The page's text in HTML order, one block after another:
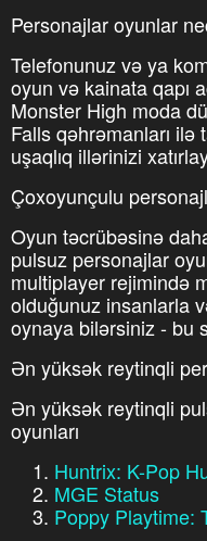
Personajlar oyunlar
Telefonunuz və ya
oyun və kainata qapı
Monster High moda
Falls qəhrəmanları ilə
uşaqlıq illərinizi
Çoxoyunçulu
Oyun təcrübəsinə
pulsuz personajlar
multiplayer rejimində
olduğunuz insanlarla
oynaya bilərsiniz - bu
Ən yüksək reytinqli
Ən yüksək reytinqli
oyunları
Huntrix: K-Pop
MGE Status
Poppy Playtime: